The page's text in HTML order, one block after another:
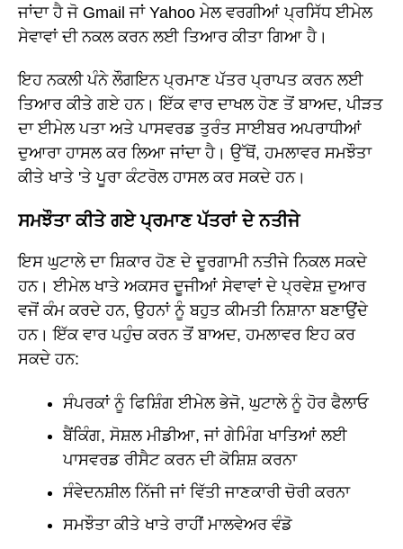
ਜਾਂਦਾ ਹੈ ਜੋ Gmail ਜਾਂ Yahoo ਮੇਲ ਵਰਗੀਆਂ ਪ੍ਰਸਿੱਧ ਈਮੇਲ
ਸੇਵਾਵਾਂ ਦੀ ਨਕਲ ਕਰਨ ਲਈ ਤਿਆਰ ਕੀਤਾ ਗਿਆ ਹੈ।
ਇਹ ਨਕਲੀ ਪੰਨੇ ਲੌਗਇਨ ਪ੍ਰਮਾਣ ਪੱਤਰ ਪ੍ਰਾਪਤ ਕਰਨ ਲਈ
ਤਿਆਰ ਕੀਤੇ ਗਏ ਹਨ। ਇੱਕ ਵਾਰ ਦਾਖਲ ਹੋਣ ਤੋਂ ਬਾਅਦ, ਪੀੜਤ
ਦਾ ਈਮੇਲ ਪਤਾ ਅਤੇ ਪਾਸਵਰਡ ਤੁਰੰਤ ਸਾਈਬਰ ਅਪਰਾਧੀਆਂ
ਦੁਆਰਾ ਹਾਸਲ ਕਰ ਲਿਆ ਜਾਂਦਾ ਹੈ। ਉੱਥੋਂ, ਹਮਲਾਵਰ ਸਮਝੌਤਾ
ਕੀਤੇ ਖਾਤੇ 'ਤੇ ਪੂਰਾ ਕੰਟਰੋਲ ਹਾਸਲ ਕਰ ਸਕਦੇ ਹਨ।
ਸਮਝੌਤਾ ਕੀਤੇ ਗਏ ਪ੍ਰਮਾਣ ਪੱਤਰਾਂ ਦੇ ਨਤੀਜੇ
ਇਸ ਘੁਟਾਲੇ ਦਾ ਸ਼ਿਕਾਰ ਹੋਣ ਦੇ ਦੂਰਗਾਮੀ ਨਤੀਜੇ ਨਿਕਲ ਸਕਦੇ
ਹਨ। ਈਮੇਲ ਖਾਤੇ ਅਕਸਰ ਦੂਜੀਆਂ ਸੇਵਾਵਾਂ ਦੇ ਪ੍ਰਵੇਸ਼ ਦੁਆਰ
ਵਜੋਂ ਕੰਮ ਕਰਦੇ ਹਨ, ਉਹਨਾਂ ਨੂੰ ਬਹੁਤ ਕੀਮਤੀ ਨਿਸ਼ਾਨਾ ਬਣਾਉਂਦੇ
ਹਨ। ਇੱਕ ਵਾਰ ਪਹੁੰਚ ਕਰਨ ਤੋਂ ਬਾਅਦ, ਹਮਲਾਵਰ ਇਹ ਕਰ
ਸਕਦੇ ਹਨ:
ਸੰਪਰਕਾਂ ਨੂੰ ਫਿਸ਼ਿੰਗ ਈਮੇਲ ਭੇਜੋ, ਘੁਟਾਲੇ ਨੂੰ ਹੋਰ ਫੈਲਾਓ
ਬੈਂਕਿੰਗ, ਸੋਸ਼ਲ ਮੀਡੀਆ, ਜਾਂ ਗੇਮਿੰਗ ਖਾਤਿਆਂ ਲਈ
ਪਾਸਵਰਡ ਰੀਸੈਟ ਕਰਨ ਦੀ ਕੋਸ਼ਿਸ਼ ਕਰਨਾ
ਸੰਵੇਦਨਸ਼ੀਲ ਨਿੱਜੀ ਜਾਂ ਵਿੱਤੀ ਜਾਣਕਾਰੀ ਚੋਰੀ ਕਰਨਾ
ਸਮਝੌਤਾ ਕੀਤੇ ਖਾਤੇ ਰਾਹੀਂ ਮਾਲਵੇਅਰ ਵੰਡੋ